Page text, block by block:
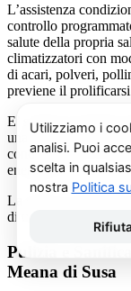
L’assistenza
controllo
salute della propria
climatizzatori con
di acari, polveri,
previene il
E’ sempre possibile
una consulenza
condizionatore o
energetico.
La salute e il
di un addetto alla
Pulizia e
Meana di Susa